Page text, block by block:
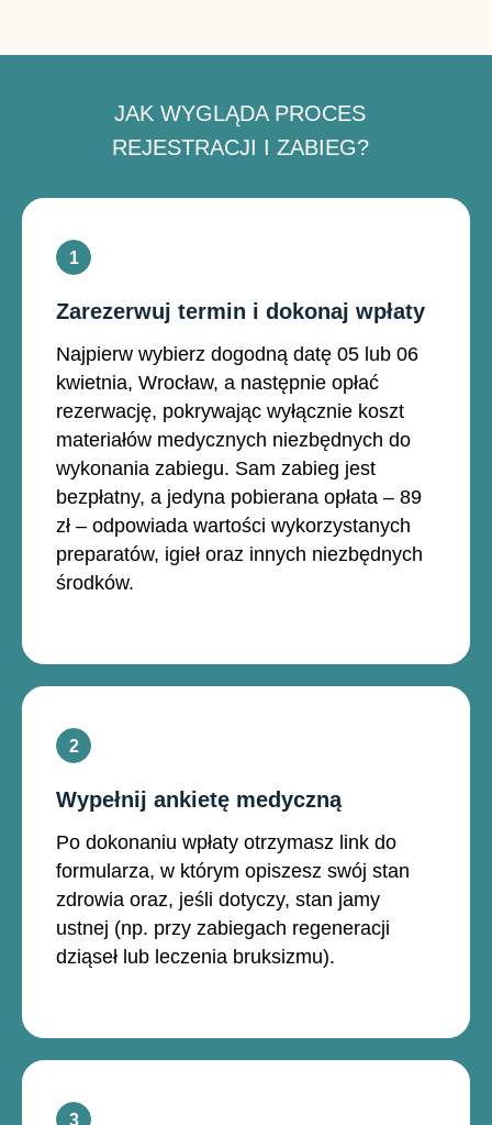
JAK WYGLĄDA PROCES
REJESTRACJI I ZABIEG?
Zarezerwuj termin i dokonaj wpłaty
Najpierw wybierz dogodną datę 05 lub 06
kwietnia, Wrocław, a następnie opłać
rezerwację, pokrywając wyłącznie koszt
materiałów medycznych niezbędnych do
wykonania zabiegu. Sam zabieg jest
bezpłatny, a jedyna pobierana opłata – 89
zł – odpowiada wartości wykorzystanych
preparatów, igieł oraz innych niezbędnych
środków.
Wypełnij ankietę medyczną
Po dokonaniu wpłaty otrzymasz link do
formularza, w którym opiszesz swój stan
zdrowia oraz, jeśli dotyczy, stan jamy
ustnej (np. przy zabiegach regeneracji
dziąseł lub leczenia bruksizmu).